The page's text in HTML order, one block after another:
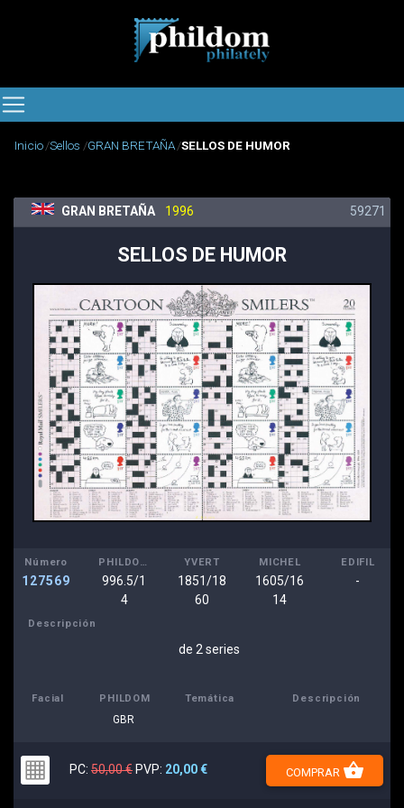
Inicio Sellos GRAN BRETAÑA SELLOS DE HUMOR
GRAN BRETAÑA 1996 59271
SELLOS DE HUMOR
Número
127569
PHILDOM
996.5/1
4
YVERT
1851/18
60
MICHEL
1605/16
14
EDIFIL
-
Descripción
de 2 series
Facial PHILDOM Temática Descripción
GBR
PC: 50,00 € PVP: 20,00 € COMPRAR shopping_basket